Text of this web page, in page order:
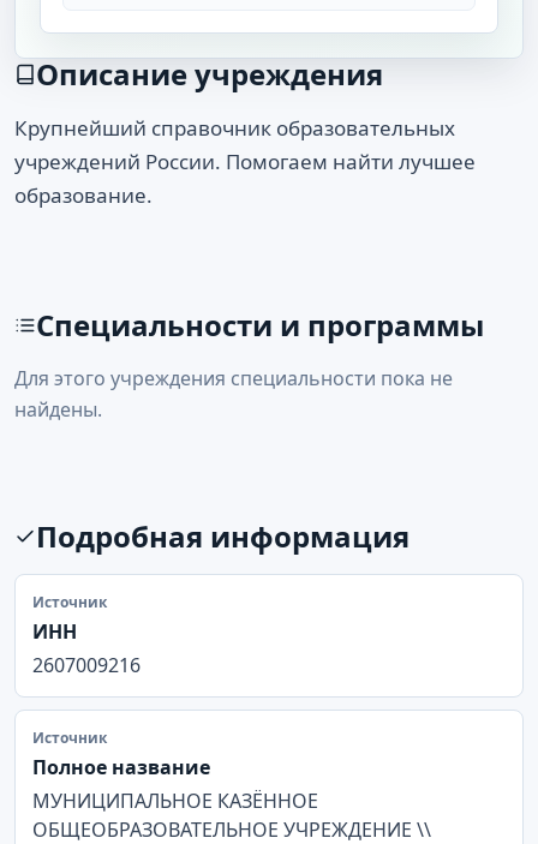
Описание учреждения
Крупнейший справочник образовательных
учреждений России. Помогаем найти лучшее
образование.
Специальности и программы
Для этого учреждения специальности пока не
найдены.
Подробная информация
Источник
ИНН
2607009216
Источник
Полное название
МУНИЦИПАЛЬНОЕ КАЗЁННОЕ
ОБЩЕОБРАЗОВАТЕЛЬНОЕ УЧРЕЖДЕНИЕ \\